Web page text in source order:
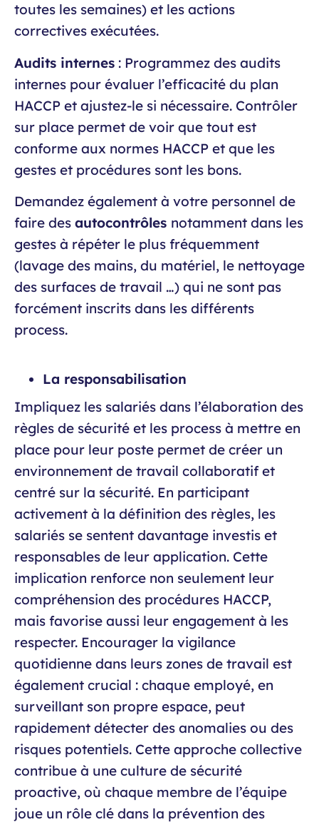
toutes les semaines) et les actions
correctives exécutées.
Audits internes : Programmez des audits
internes pour évaluer l’efficacité du plan
HACCP et ajustez-le si nécessaire. Contrôler
sur place permet de voir que tout est
conforme aux normes HACCP et que les
gestes et procédures sont les bons.
Demandez également à votre personnel de
faire des autocontrôles notamment dans les
gestes à répéter le plus fréquemment
(lavage des mains, du matériel, le nettoyage
des surfaces de travail …) qui ne sont pas
forcément inscrits dans les différents
process.
La responsabilisation
Impliquez les salariés dans l’élaboration des
règles de sécurité et les process à mettre en
place pour leur poste permet de créer un
environnement de travail collaboratif et
centré sur la sécurité. En participant
activement à la définition des règles, les
salariés se sentent davantage investis et
responsables de leur application. Cette
implication renforce non seulement leur
compréhension des procédures HACCP,
mais favorise aussi leur engagement à les
respecter. Encourager la vigilance
quotidienne dans leurs zones de travail est
également crucial : chaque employé, en
surveillant son propre espace, peut
rapidement détecter des anomalies ou des
risques potentiels. Cette approche collective
contribue à une culture de sécurité
proactive, où chaque membre de l’équipe
joue un rôle clé dans la prévention des